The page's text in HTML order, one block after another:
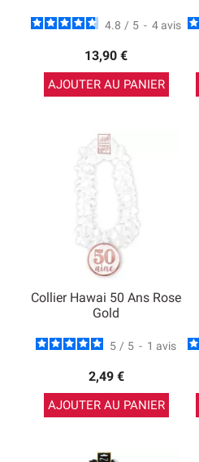
4.8 / 5 - 4 avis
13,90 €
AJOUTER AU PANIER
Collier Hawai 50 Ans Rose
Gold
5 / 5 - 1 avis
2,49 €
AJOUTER AU PANIER